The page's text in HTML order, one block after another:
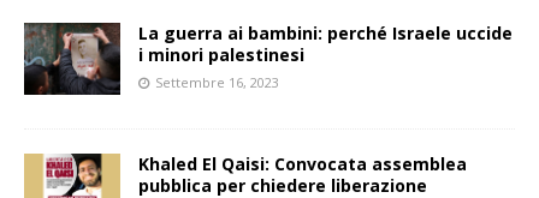
La guerra ai bambini: perché Israele uccide
i minori palestinesi
Settembre 16, 2023
Khaled El Qaisi: Convocata assemblea
pubblica per chiedere liberazione